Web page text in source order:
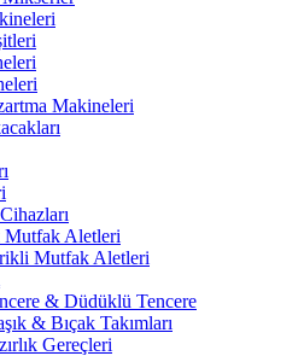
Makineleri
Aletleri
Mutfak Aletleri
& Düdüklü Tencere
& Bıçak Takımları
Gereçleri